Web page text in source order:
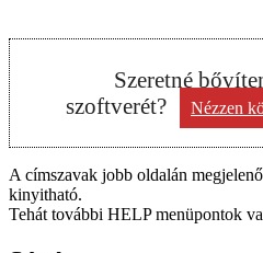
Szeretné
szoftverét?
Nézzen
Post
navigation
A címszavak jobb oldalán megjelenő
kinyitható.
Tehát további HELP menüpontok